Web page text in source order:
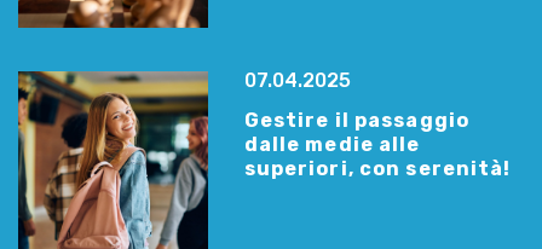
07.04.2025
Gestire il passaggio
dalle medie alle
superiori, con serenità!